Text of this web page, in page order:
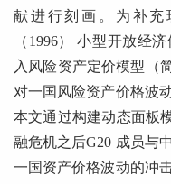
献进行刻画。为补充
（1996） 小型开放经
入风险资产定价模型（
对一国风险资产价格波
本文通过构建动态面板
融危机之后G20 成员与
一国资产价格波动的冲